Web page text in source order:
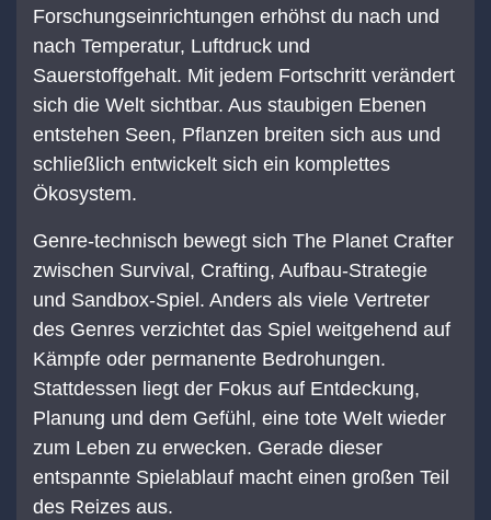
Forschungseinrichtungen erhöhst du nach und
nach Temperatur, Luftdruck und
Sauerstoffgehalt. Mit jedem Fortschritt verändert
sich die Welt sichtbar. Aus staubigen Ebenen
entstehen Seen, Pflanzen breiten sich aus und
schließlich entwickelt sich ein komplettes
Ökosystem.
Genre-technisch bewegt sich The Planet Crafter
zwischen Survival, Crafting, Aufbau-Strategie
und Sandbox-Spiel. Anders als viele Vertreter
des Genres verzichtet das Spiel weitgehend auf
Kämpfe oder permanente Bedrohungen.
Stattdessen liegt der Fokus auf Entdeckung,
Planung und dem Gefühl, eine tote Welt wieder
zum Leben zu erwecken. Gerade dieser
entspannte Spielablauf macht einen großen Teil
des Reizes aus.